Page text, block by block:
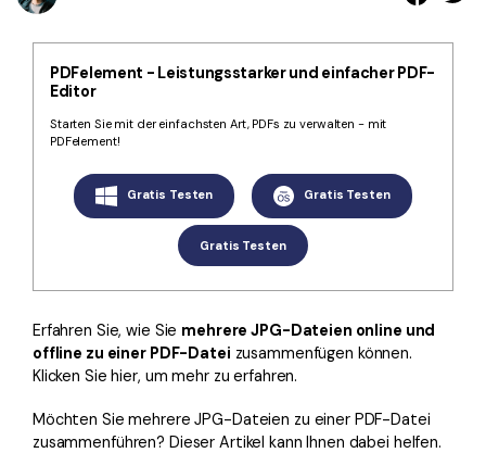
PDF-Daten extrahieren
PDF freigeben
eSign PDFs rechtmäßig
Branchen
Gesundheitswesen
Finanzen
Regierung
Kontakt zum Support
Was ist NEU
Benutzerhandbuch
PDFelement für Windows
PDFelement für Mac
PDFelement für iOS
PDFelement für Android
Bewertungen
Sehen Sie, was unsere Nutzer sagen.
Kostenlose PDF-Vorlagen
Bearbeiten, Drucken und Anpassen von kostenlosen Vorlagen.
PDFelement - Leistungsstarker und einfacher PDF-
Editor
Starten Sie mit der einfachsten Art, PDFs zu verwalten - mit
PDFelement!
Gratis Testen Gratis Testen
Gratis Testen
Erfahren Sie, wie Sie mehrere JPG-Dateien online und
offline zu einer PDF-Datei zusammenfügen können.
Klicken Sie hier, um mehr zu erfahren.
Möchten Sie mehrere JPG-Dateien zu einer PDF-Datei
zusammenführen? Dieser Artikel kann Ihnen dabei helfen.